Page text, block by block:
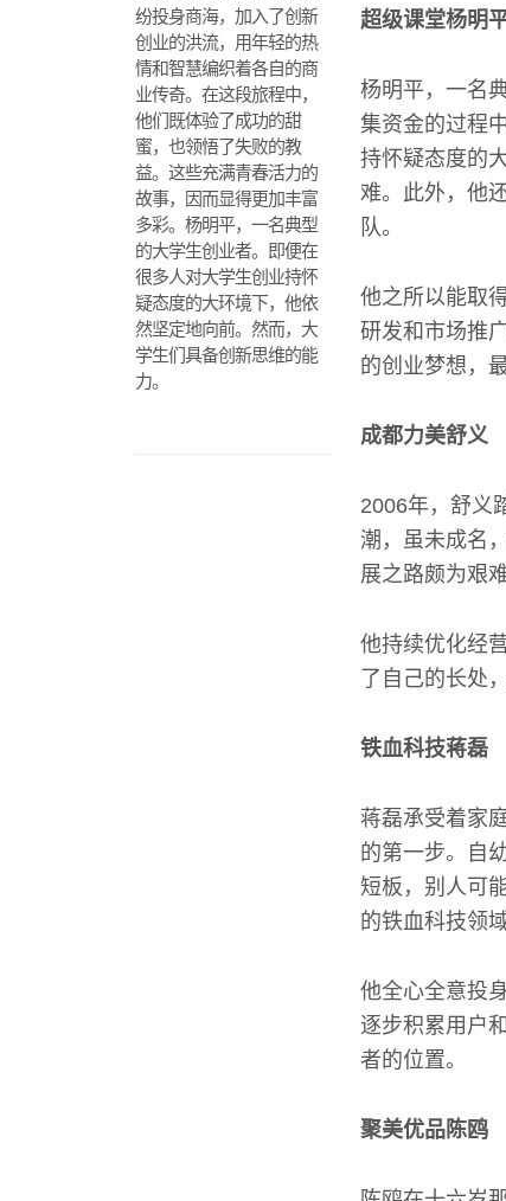
纷投身商海，加入了创新
创业的洪流，用年轻的热
情和智慧编织着各自的商
业传奇。在这段旅程中，
他们既体验了成功的甜
蜜，也领悟了失败的教
益。这些充满青春活力的
故事，因而显得更加丰富
多彩。杨明平，一名典型
的大学生创业者。即便在
很多人对大学生创业持怀
疑态度的大环境下，他依
然坚定地向前。然而，大
学生们具备创新思维的能
力。
超级课堂杨明
杨明平，一名
集资金的过程
持怀疑态度的
难。此外，他
队。
他之所以能取
研发和市场推
的创业梦想，
成都力美舒义
2006年，舒义
潮，虽未成名
展之路颇为艰
他持续优化经
了自己的长处
铁血科技蒋磊
蒋磊承受着家
的第一步。自
短板，别人可
的铁血科技领
他全心全意投
逐步积累用户
者的位置。
聚美优品陈鸥